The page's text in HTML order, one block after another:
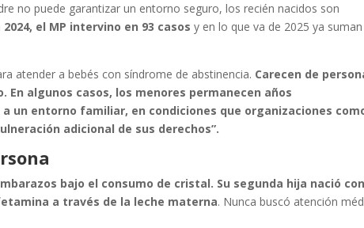
no puede garantizar un entorno seguro, los recién nacidos son
2024, el MP intervino en 93 casos y en lo que va de 2025 ya
atender a bebés con síndrome de abstinencia. Carecen de
En algunos casos, los menores permanecen años
un entorno familiar, en condiciones que organizaciones
adicional de sus derechos”.
bajo el consumo de cristal. Su segunda hija nació
a través de la leche materna. Nunca buscó atención